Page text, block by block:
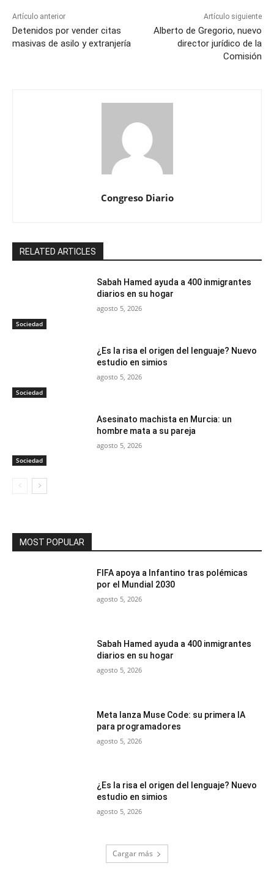
Artículo anterior
Detenidos por vender citas
masivas de asilo y extranjería
Artículo siguiente
Alberto de Gregorio, nuevo
director jurídico de la
Comisión
Congreso Diario
RELATED ARTICLES
Sociedad
Sabah Hamed ayuda a 400 inmigrantes
diarios en su hogar
agosto 5, 2026
Sociedad
¿Es la risa el origen del lenguaje? Nuevo
estudio en simios
agosto 5, 2026
Sociedad
Asesinato machista en Murcia: un
hombre mata a su pareja
agosto 5, 2026
MOST POPULAR
FIFA apoya a Infantino tras polémicas
por el Mundial 2030
agosto 5, 2026
Sabah Hamed ayuda a 400 inmigrantes
diarios en su hogar
agosto 5, 2026
Meta lanza Muse Code: su primera IA
para programadores
agosto 5, 2026
¿Es la risa el origen del lenguaje? Nuevo
estudio en simios
agosto 5, 2026
Cargar más